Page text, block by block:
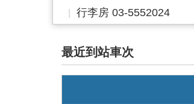
行李房 03-5552024
最近到站車次